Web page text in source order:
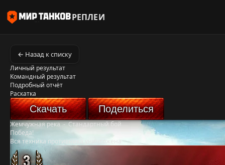
РЕПЛЕИ
← Назад к списку
Личный результат
Командный результат
Подробный отчёт
Раскатка
Скачать Поделиться
Жемчужная река-Стандартный бой
Победа!
Вся техника противника уничтожена